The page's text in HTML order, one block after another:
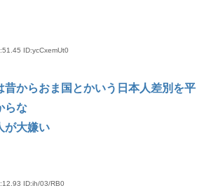
ID:ycCxemUt0
昔からおま国とかいう日本人差別を平
らな
が大嫌い
ID:ih/03/RB0